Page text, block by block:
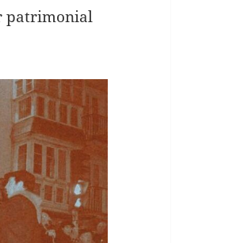
patrimonial